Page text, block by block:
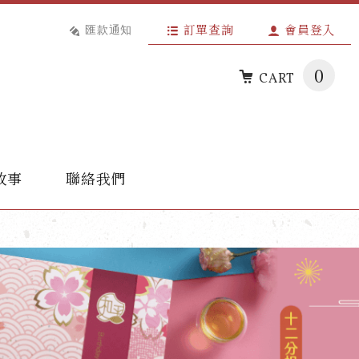
匯款通知 訂單查詢 會員登入
CART 0
事 聯絡我們